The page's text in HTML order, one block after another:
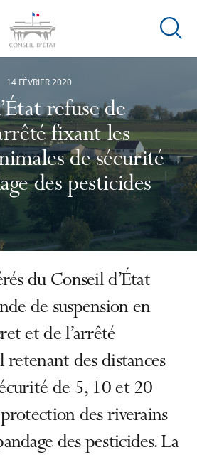
Ouvrir
refuse de
fixant les
de sécurité
des pesticides
14 FÉVRIER 2020
du Conseil d’État
de suspension en
et de l’arrêté
des distances
de 5, 10 et 20
des riverains
des pesticides. La